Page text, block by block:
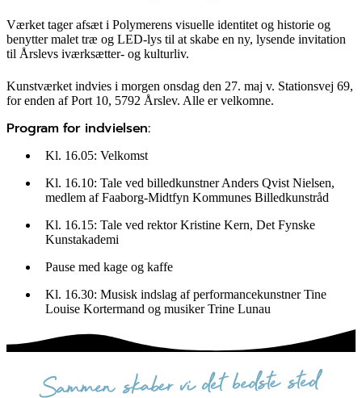
Værket tager afsæt i Polymerens visuelle identitet og historie og
benytter malet træ og LED-lys til at skabe en ny, lysende invitation
til Årslevs iværksætter- og kulturliv.
Kunstværket indvies i morgen onsdag den 27. maj v. Stationsvej 69,
for enden af Port 10, 5792 Årslev. Alle er velkomne.
Program for indvielsen:
Kl. 16.05: Velkomst
Kl. 16.10: Tale ved billedkunstner Anders Qvist Nielsen,
medlem af Faaborg-Midtfyn Kommunes Billedkunstråd
Kl. 16.15: Tale ved rektor Kristine Kern, Det Fynske
Kunstakademi
Pause med kage og kaffe
Kl. 16.30: Musisk indslag af performancekunstner Tine
Louise Kortermand og musiker Trine Lunau
sammen skaber vi det bedste sted